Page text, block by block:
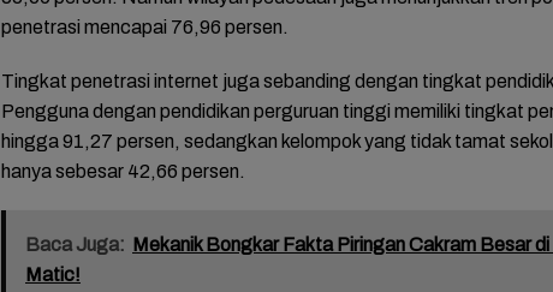
penetrasi mencapai 76,96 persen.
Tingkat penetrasi internet juga sebanding dengan tingkat
Pengguna dengan pendidikan perguruan tinggi memiliki tingkat
hingga 91,27 persen, sedangkan kelompok yang tidak tamat
hanya sebesar 42,66 persen.
Baca Juga: Mekanik Bongkar Fakta Piringan Cakram Besar
Matic!